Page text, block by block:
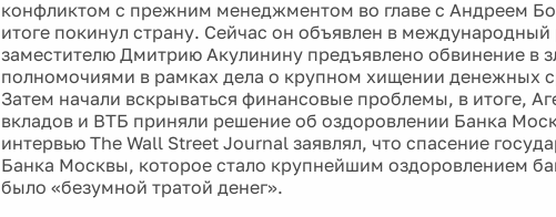
конфликтом с прежним менеджментом во главе с Андреем
итоге покинул страну. Сейчас он объявлен в
заместителю Дмитрию Акулинину предъявлено обвинение в
полномочиями в рамках дела о крупном хищении денежных
Затем начали вскрываться финансовые проблемы, в итоге,
вкладов и ВТБ приняли решение об оздоровлении Банка
интервью The Wall Street Journal заявлял, что спасение
Банка Москвы, которое стало крупнейшим оздоровлением
было «безумной тратой денег».